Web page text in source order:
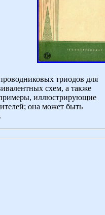
триодов для
схем, а также
примеры, иллюстрирующие
она может быть